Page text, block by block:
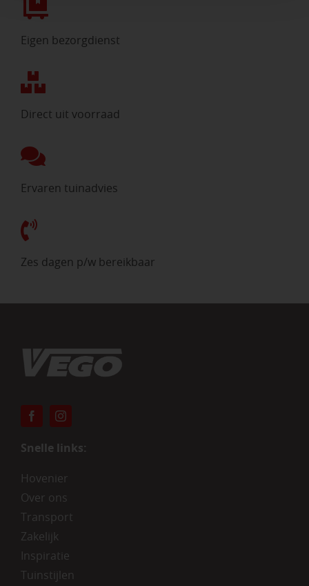
Eigen bezorgdienst
Direct uit voorraad
Ervaren tuinadvies
Zes dagen p/w bereikbaar
Snelle links:
Hovenier
Over ons
Transport
Zakelijk
Inspiratie
Tuinstijlen